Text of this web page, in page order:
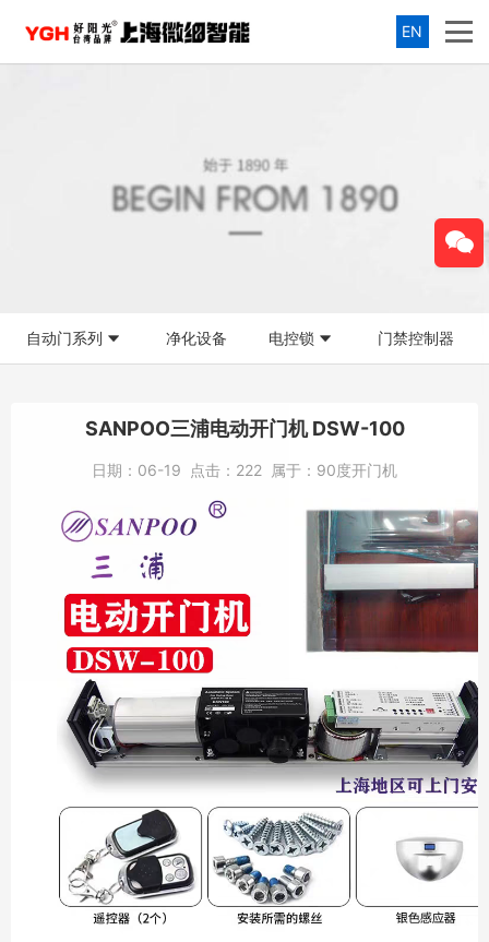
EN
自动门系列 净化设备 电控锁 门禁控制器
SANPOO三浦电动开门机 DSW-100
日期： 06-19 点击： 222 属于： 90度开门机